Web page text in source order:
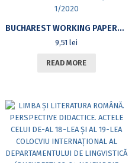
BUCHAREST WORKING PAPERS IN LINGUISTICS. VOL. XXII, NR. 1/2020
9,51lei
READ MORE